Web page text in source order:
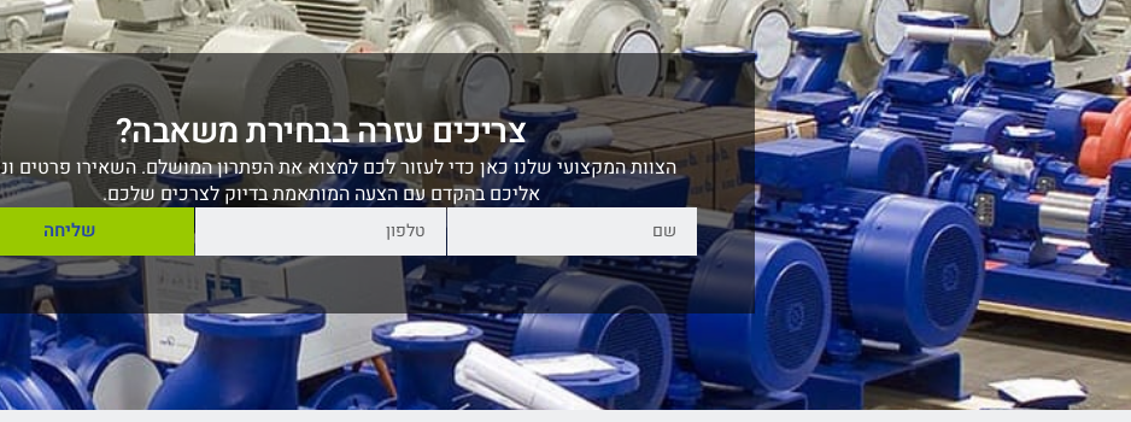
צריכים עזרה בבחירת משאבה?
הצוות המקצועי שלנו כאן כדי לעזור לכם למצוא את הפתרון המושלם. השאירו פרטים
אליכם בהקדם עם הצעה המותאמת בדיוק לצרכים שלכם.
שליחה